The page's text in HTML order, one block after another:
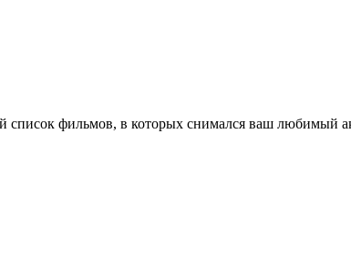
фильмов, в которых снимался ваш любимый